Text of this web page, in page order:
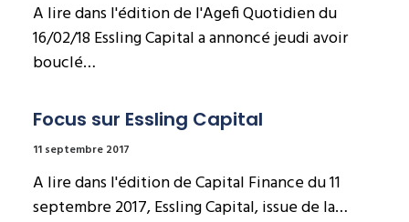
A lire dans l'édition de l'Agefi Quotidien du
16/02/18 Essling Capital a annoncé jeudi avoir
bouclé…
Focus sur Essling Capital
11 septembre 2017
A lire dans l'édition de Capital Finance du 11
septembre 2017, Essling Capital, issue de la…